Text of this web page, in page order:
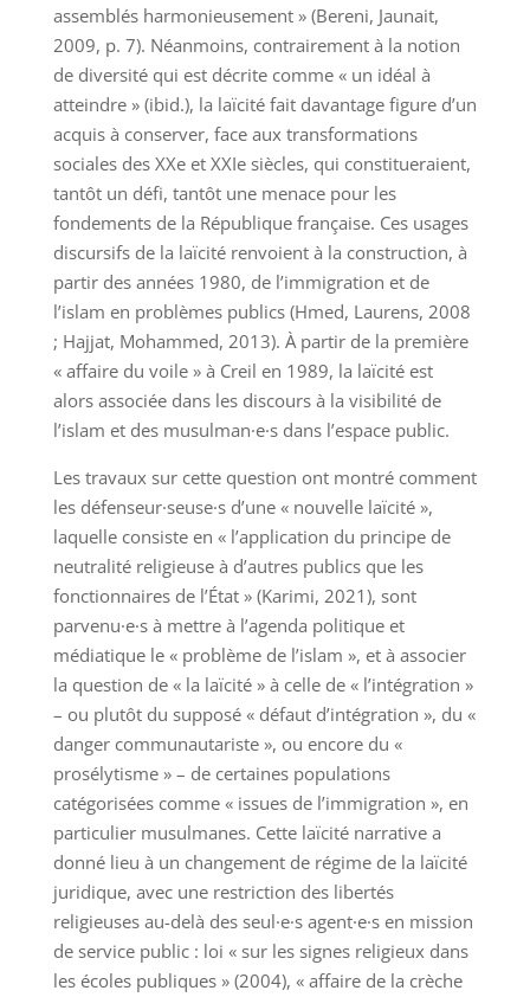
assemblés harmonieusement » (Bereni, Jaunait,
2009, p. 7). Néanmoins, contrairement à la notion
de diversité qui est décrite comme « un idéal à
atteindre » (ibid.), la laïcité fait davantage figure d’un
acquis à conserver, face aux transformations
sociales des XXe et XXIe siècles, qui constitueraient,
tantôt un défi, tantôt une menace pour les
fondements de la République française. Ces usages
discursifs de la laïcité renvoient à la construction, à
partir des années 1980, de l’immigration et de
l’islam en problèmes publics (Hmed, Laurens, 2008
; Hajjat, Mohammed, 2013). À partir de la première
« affaire du voile » à Creil en 1989, la laïcité est
alors associée dans les discours à la visibilité de
l’islam et des musulman·e·s dans l’espace public.
Les travaux sur cette question ont montré comment
les défenseur·seuse·s d’une « nouvelle laïcité »,
laquelle consiste en « l’application du principe de
neutralité religieuse à d’autres publics que les
fonctionnaires de l’État » (Karimi, 2021), sont
parvenu·e·s à mettre à l’agenda politique et
médiatique le « problème de l’islam », et à associer
la question de « la laïcité » à celle de « l’intégration »
– ou plutôt du supposé « défaut d’intégration », du «
danger communautariste », ou encore du «
prosélytisme » – de certaines populations
catégorisées comme « issues de l’immigration », en
particulier musulmanes. Cette laïcité narrative a
donné lieu à un changement de régime de la laïcité
juridique, avec une restriction des libertés
religieuses au-delà des seul·e·s agent·e·s en mission
de service public : loi « sur les signes religieux dans
les écoles publiques » (2004), « affaire de la crèche